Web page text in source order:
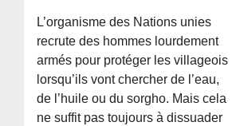
L’organisme des Nations unies
recrute des hommes lourdement
armés pour protéger les villageois
lorsqu’ils vont chercher de l’eau,
de l’huile ou du sorgho. Mais cela
ne suffit pas toujours à dissuader